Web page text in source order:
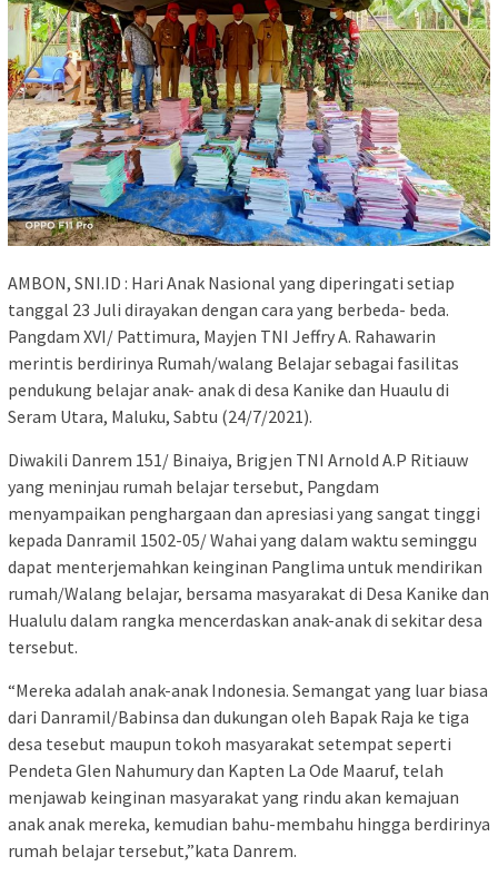
AMBON, SNI.ID : Hari Anak Nasional yang diperingati setiap
tanggal 23 Juli dirayakan dengan cara yang berbeda- beda.
Pangdam XVI/ Pattimura, Mayjen TNI Jeffry A. Rahawarin
merintis berdirinya Rumah/walang Belajar sebagai fasilitas
pendukung belajar anak- anak di desa Kanike dan Huaulu di
Seram Utara, Maluku, Sabtu (24/7/2021).
Diwakili Danrem 151/ Binaiya, Brigjen TNI Arnold A.P Ritiauw
yang meninjau rumah belajar tersebut, Pangdam
menyampaikan penghargaan dan apresiasi yang sangat tinggi
kepada Danramil 1502-05/ Wahai yang dalam waktu seminggu
dapat menterjemahkan keinginan Panglima untuk mendirikan
rumah/Walang belajar, bersama masyarakat di Desa Kanike dan
Hualulu dalam rangka mencerdaskan anak-anak di sekitar desa
tersebut.
“Mereka adalah anak-anak Indonesia. Semangat yang luar biasa
dari Danramil/Babinsa dan dukungan oleh Bapak Raja ke tiga
desa tesebut maupun tokoh masyarakat setempat seperti
Pendeta Glen Nahumury dan Kapten La Ode Maaruf, telah
menjawab keinginan masyarakat yang rindu akan kemajuan
anak anak mereka, kemudian bahu-membahu hingga berdirinya
rumah belajar tersebut,”kata Danrem.